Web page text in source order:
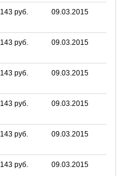
143 руб. 09.03.2015
143 руб. 09.03.2015
143 руб. 09.03.2015
143 руб. 09.03.2015
143 руб. 09.03.2015
143 руб. 09.03.2015